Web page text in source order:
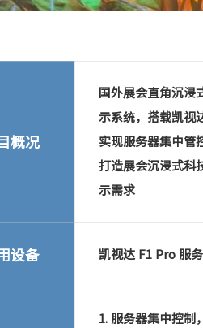
概况
国外展会直角沉浸
示系统，搭载凯视
实现服务器集中管
打造展会沉浸式科
示需求
设备 凯视达 F1 Pro 服
1. 服务器集中控制